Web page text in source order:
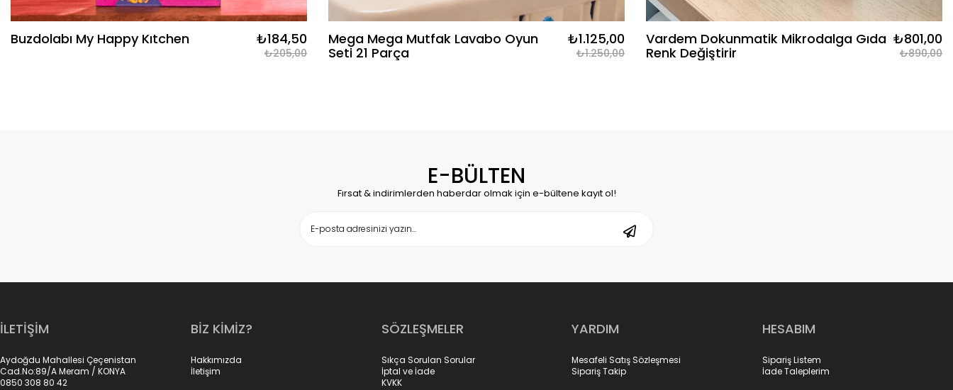
Buzdolabı My Happy Kıtchen ₺184,50
₺205,00
Mega Mega Mutfak Lavabo Oyun
Seti 21 Parça
₺1.125,00
₺1.250,00
Vardem Dokunmatik Mikrodalga Gıda
Renk Değiştirir
₺801,00
₺890,00
E-BÜLTEN
Fırsat & indirimlerden haberdar olmak için e-bültene kayıt ol!
İLETİŞİM
Aydoğdu Mahallesi Çeçenistan
Cad.No:89/A Meram / KONYA
0850 308 80 42
BİZ KİMİZ?
Hakkımızda
İletişim
SÖZLEŞMELER
Sıkça Sorulan Sorular
İptal ve İade
KVKK
YARDIM
Mesafeli Satış Sözleşmesi
Sipariş Takip
HESABIM
Sipariş Listem
İade Taleplerim